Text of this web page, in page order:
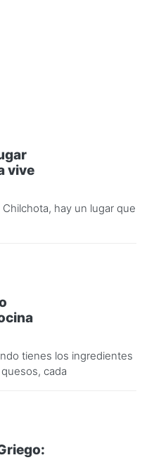
vive
hay un lugar que
tienes los ingredientes
cada